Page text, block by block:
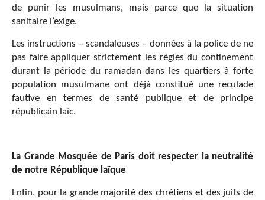
de punir les musulmans, mais parce que la situation
sanitaire l’exige.
Les instructions – scandaleuses – données à la police de ne
pas faire appliquer strictement les règles du confinement
durant la période du ramadan dans les quartiers à forte
population musulmane ont déjà constitué une reculade
fautive en termes de santé publique et de principe
républicain laïc.
La Grande Mosquée de Paris doit respecter la neutralité
de notre République laïque
Enfin, pour la grande majorité des chrétiens et des juifs de